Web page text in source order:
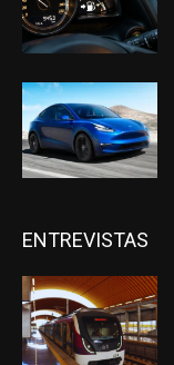
ENTREVISTAS